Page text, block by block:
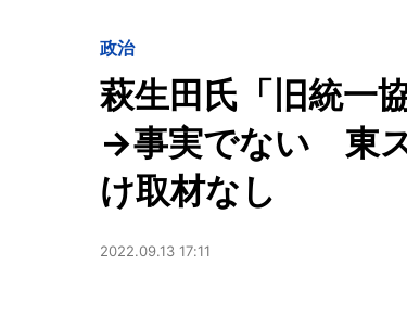
政治
萩生田氏「旧統一
→事実でない 東ス
け取材なし
2022.09.13 17:11